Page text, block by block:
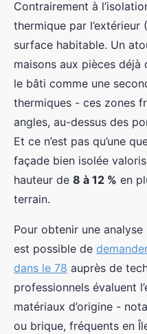
Contrairement à
thermique par l’extérieur
surface habitable. Un
maisons aux pièces
le bâti comme une
thermiques - ces zones
angles, au-dessus des
Et ce n’est pas qu’une
façade bien isolée
hauteur de 8 à 12 % en
terrain.
Pour obtenir une
est possible de
dans le 78 auprès de
professionnels évaluent
matériaux d’origine -
ou brique, fréquents en